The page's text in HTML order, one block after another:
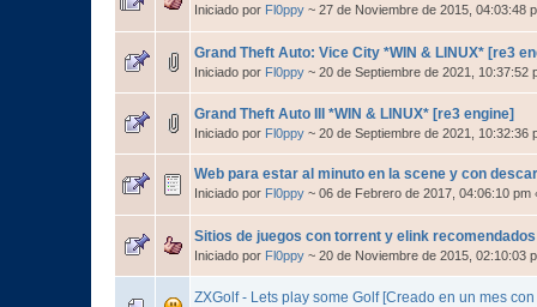
Iniciado por Fl0ppy ~ 27 de Noviembre de 2015, 04:03:48
Grand Theft Auto: Vice City *WIN & LINUX* [re3
Iniciado por Fl0ppy ~ 20 de Septiembre de 2021, 10:37:52
Grand Theft Auto III *WIN & LINUX* [re3 engine]
Iniciado por Fl0ppy ~ 20 de Septiembre de 2021, 10:32:36
Web para estar al minuto en la scene y con
Iniciado por Fl0ppy ~ 06 de Febrero de 2017, 04:06:10 pm
Sitios de juegos con torrent y elink recomendados
Iniciado por Fl0ppy ~ 20 de Noviembre de 2015, 02:10:03
ZXGolf - Lets play some Golf [Creado en un mes con